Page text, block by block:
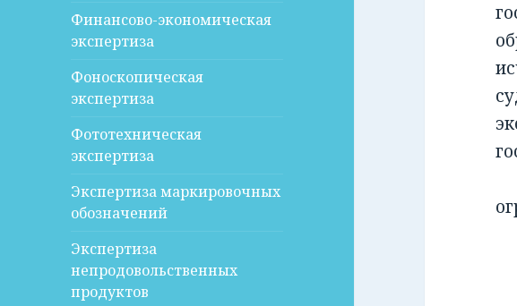
Финансово-экономическая
экспертиза
Фоноскопическая
экспертиза
Фототехническая
экспертиза
Экспертиза маркировочных
обозначений
Экспертиза
непродовольственных
продуктов